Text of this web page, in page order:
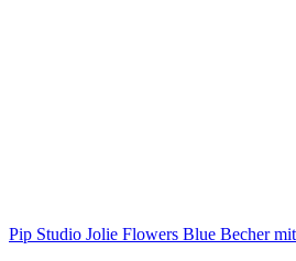
Pip Studio Jolie Flowers Blue Becher